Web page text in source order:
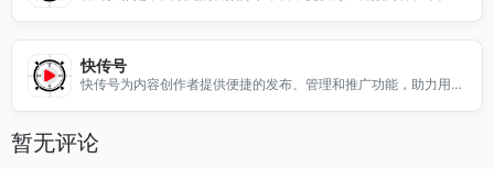
快传号
快传号为内容创作者提供便捷的发布、管理和推广功能，助力用户
暂无评论